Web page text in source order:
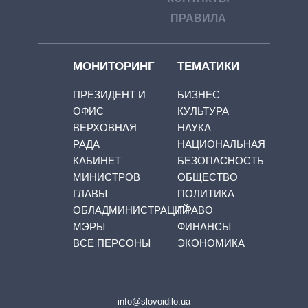
ПРАВИЛА
МОНИТОРИНГ
ПРЕЗИДЕНТ И
ОФИС
ВЕРХОВНАЯ
РАДА
КАБИНЕТ
МИНИСТРОВ
ГЛАВЫ
ОБЛАДМИНИСТРАЦИЙ
МЭРЫ
ВСЕ ПЕРСОНЫ
ТЕМАТИКИ
БИЗНЕС
КУЛЬТУРА
НАУКА
НАЦИОНАЛЬНАЯ
БЕЗОПАСНОСТЬ
ОБЩЕСТВО
ПОЛИТИКА
ПРАВО
ФИНАНСЫ
ЭКОНОМИКА
info@slovoidilo.ua